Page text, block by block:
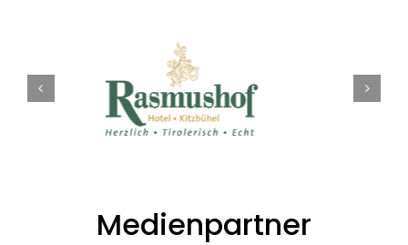
Medienpartner